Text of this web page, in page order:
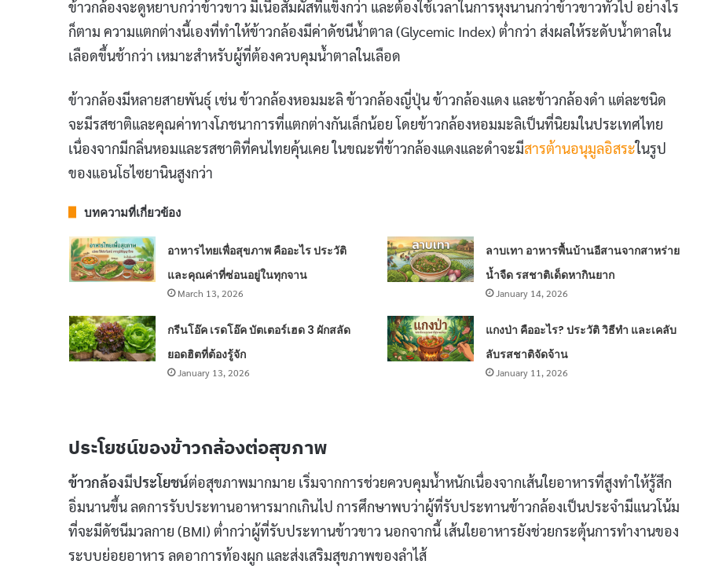
ข้าวกล้องจะดูหยาบกว่าข้าวขาว มีเนื้อสัมผัสที่แข็งกว่า และต้องใช้เวลาในการหุงนานกว่าข้าวขาวทั่วไป อย่างไร
ก็ตาม ความแตกต่างนี้เองที่ทำให้ข้าวกล้องมีค่าดัชนีน้ำตาล (Glycemic Index) ต่ำกว่า ส่งผลให้ระดับน้ำตาลใน
เลือดขึ้นช้ากว่า เหมาะสำหรับผู้ที่ต้องควบคุมน้ำตาลในเลือด
ข้าวกล้องมีหลายสายพันธุ์ เช่น ข้าวกล้องหอมมะลิ ข้าวกล้องญี่ปุ่น ข้าวกล้องแดง และข้าวกล้องดำ แต่ละชนิด
จะมีรสชาติและคุณค่าทางโภชนาการที่แตกต่างกันเล็กน้อย โดยข้าวกล้องหอมมะลิเป็นที่นิยมในประเทศไทย
เนื่องจากมีกลิ่นหอมและรสชาติที่คนไทยคุ้นเคย ในขณะที่ข้าวกล้องแดงและดำจะมีสารต้านอนุมูลอิสระในรูป
ของแอนโธไซยานินสูงกว่า
บทความที่เกี่ยวข้อง
อาหารไทยเพื่อสุขภาพ คืออะไร ประวัติ
และคุณค่าที่ซ่อนอยู่ในทุกจาน
March 13, 2026
ลาบเทา อาหารพื้นบ้านอีสานจากสาหร่าย
น้ำจืด รสชาติเด็ดหากินยาก
January 14, 2026
กรีนโอ๊ค เรดโอ๊ค บัตเตอร์เฮด 3 ผักสลัด
ยอดฮิตที่ต้องรู้จัก
January 13, 2026
แกงป่า คืออะไร? ประวัติ วิธีทำ และเคลับ
ลับรสชาติจัดจ้าน
January 11, 2026
ประโยชน์ของข้าวกล้องต่อสุขภาพ
ข้าวกล้องมีประโยชน์ต่อสุขภาพมากมาย เริ่มจากการช่วยควบคุมน้ำหนักเนื่องจากเส้นใยอาหารที่สูงทำให้รู้สึก
อิ่มนานขึ้น ลดการรับประทานอาหารมากเกินไป การศึกษาพบว่าผู้ที่รับประทานข้าวกล้องเป็นประจำมีแนวโน้ม
ที่จะมีดัชนีมวลกาย (BMI) ต่ำกว่าผู้ที่รับประทานข้าวขาว นอกจากนี้ เส้นใยอาหารยังช่วยกระตุ้นการทำงานของ
ระบบย่อยอาหาร ลดอาการท้องผูก และส่งเสริมสุขภาพของลำไส้